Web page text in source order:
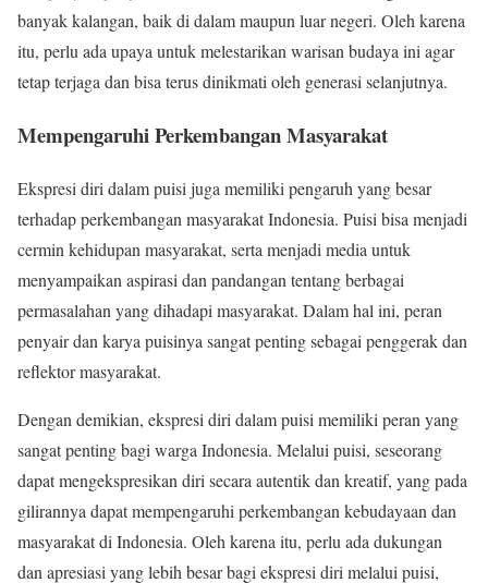
banyak kalangan, baik di dalam maupun luar negeri. Oleh karena
itu, perlu ada upaya untuk melestarikan warisan budaya ini agar
tetap terjaga dan bisa terus dinikmati oleh generasi selanjutnya.
Mempengaruhi Perkembangan Masyarakat
Ekspresi diri dalam puisi juga memiliki pengaruh yang besar
terhadap perkembangan masyarakat Indonesia. Puisi bisa menjadi
cermin kehidupan masyarakat, serta menjadi media untuk
menyampaikan aspirasi dan pandangan tentang berbagai
permasalahan yang dihadapi masyarakat. Dalam hal ini, peran
penyair dan karya puisinya sangat penting sebagai penggerak dan
reflektor masyarakat.
Dengan demikian, ekspresi diri dalam puisi memiliki peran yang
sangat penting bagi warga Indonesia. Melalui puisi, seseorang
dapat mengekspresikan diri secara autentik dan kreatif, yang pada
gilirannya dapat mempengaruhi perkembangan kebudayaan dan
masyarakat di Indonesia. Oleh karena itu, perlu ada dukungan
dan apresiasi yang lebih besar bagi ekspresi diri melalui puisi,